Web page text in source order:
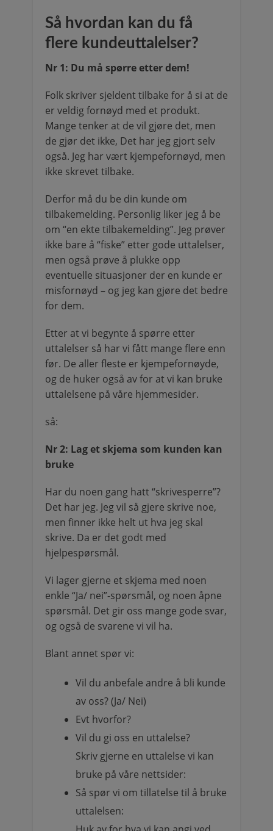
Så hvordan kan du få
flere kundeuttalelser?
Nr 1: Du må spørre etter dem!
Folk skriver sjeldent tilbake for å si at de
er veldig fornøyd med et produkt.
Mange tenker at de vil gjøre det, men
de gjør det ikke, Det har jeg gjort selv
også. Jeg har vært kjempefornøyd, men
ikke skrevet tilbake.
Derfor må du be din kunde om
tilbakemelding. Personlig liker jeg å be
om “en ekte tilbakemelding”. Jeg prøver
ikke bare å “fiske” etter gode uttalelser,
men også prøve å plukke opp
eventuelle situasjoner der en kunde er
misfornøyd – og jeg kan gjøre det bedre
for dem.
Etter at vi begynte å spørre etter
uttalelser så har vi fått mange flere enn
før. De aller fleste er kjempefornøyde,
og de huker også av for at vi kan bruke
uttalelsene på våre hjemmesider.
så:
Nr 2: Lag et skjema som kunden kan
bruke
Har du noen gang hatt “skrivesperre”?
Det har jeg. Jeg vil så gjere skrive noe,
men finner ikke helt ut hva jeg skal
skrive. Da er det godt med
hjelpespørsmål.
Vi lager gjerne et skjema med noen
enkle “Ja/ nei”-spørsmål, og noen åpne
spørsmål. Det gir oss mange gode svar,
og også de svarene vi vil ha.
Blant annet spør vi:
Vil du anbefale andre å bli kunde
av oss? (Ja/ Nei)
Evt hvorfor?
Vil du gi oss en uttalelse?
Skriv gjerne en uttalelse vi kan
bruke på våre nettsider:
Så spør vi om tillatelse til å bruke
uttalelsen: